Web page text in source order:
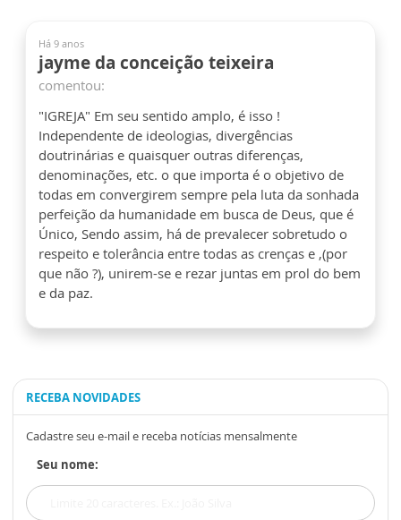
Há 9 anos
jayme da conceição teixeira
comentou:
"IGREJA" Em seu sentido amplo, é isso !
Independente de ideologias, divergências
doutrinárias e quaisquer outras diferenças,
denominações, etc. o que importa é o objetivo de
todas em convergirem sempre pela luta da sonhada
perfeição da humanidade em busca de Deus, que é
Único, Sendo assim, há de prevalecer sobretudo o
respeito e tolerância entre todas as crenças e ,(por
que não ?), unirem-se e rezar juntas em prol do bem
e da paz.
RECEBA NOVIDADES
Cadastre seu e-mail e receba notícias mensalmente
Seu nome: